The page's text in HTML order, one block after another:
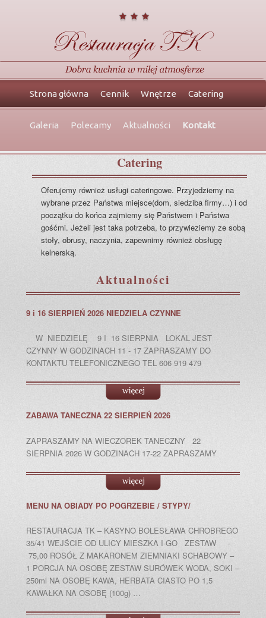
Główne
menu
Przeskocz
do
tekstu
Przeskocz
do
widgetów
Strona główna Cennik Wnętrze Catering
Galeria Polecamy Aktualności Kontakt
Catering
Oferujemy również usługi cateringowe. Przyjedziemy na
wybrane przez Państwa miejsce(dom, siedziba firmy…) i od
początku do końca zajmiemy się Państwem i Państwa
gośćmi. Jeżeli jest taka potrzeba, to przywieziemy ze sobą
stoły, obrusy, naczynia, zapewnimy również obsługę
kelnerską.
Aktualności
9 i 16 SIERPIEŃ 2026 NIEDZIELA CZYNNE
W NIEDZIELĘ 9 I 16 SIERPNIA LOKAL JEST
CZYNNY W GODZINACH 11 - 17 ZAPRASZAMY DO
KONTAKTU TELEFONICZNEGO TEL 606 919 479
ZABAWA TANECZNA 22 SIERPIEŃ 2026
ZAPRASZAMY NA WIECZOREK TANECZNY 22
SIERPNIA 2026 W GODZINACH 17-22 ZAPRASZAMY
MENU NA OBIADY PO POGRZEBIE / STYPY/
RESTAURACJA TK – KASYNO BOLESŁAWA CHROBREGO
35/41 WEJŚCIE OD ULICY MIESZKA I-GO ZESTAW -
75,00 ROSÓŁ Z MAKARONEM ZIEMNIAKI SCHABOWY –
1 PORCJA NA OSOBĘ ZESTAW SURÓWEK WODA, SOKI –
250ml NA OSOBĘ KAWA, HERBATA CIASTO PO 1,5
KAWAŁKA NA OSOBĘ (100g) …